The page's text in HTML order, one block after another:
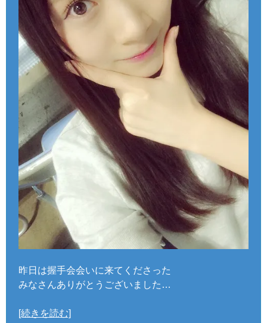
昨日は握手会会いに来てくださった
みなさんありがとうございました…
[続きを読む]